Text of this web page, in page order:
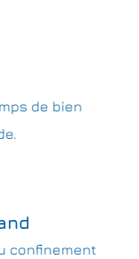
de bien
confinement